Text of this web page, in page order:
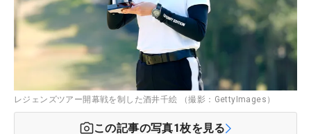
レジェンズツアー開幕戦を制した酒井千絵 （撮影：GettyImages）
この記事の写真1枚を見る